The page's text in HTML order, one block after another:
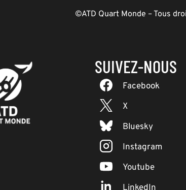
©ATD Quart Monde – Tous
SUIVEZ-NOUS
Facebook
X
Bluesky
Instagram
Youtube